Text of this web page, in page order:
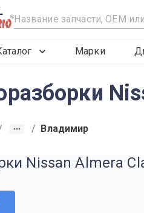
R
Марки
/ Владимир
Nissan Almera